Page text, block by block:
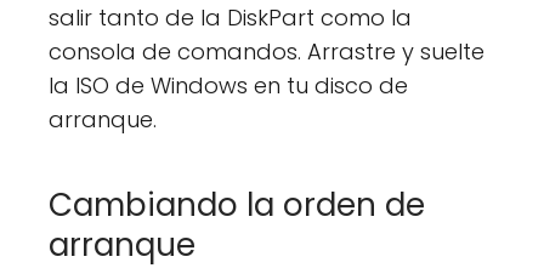
salir tanto de la DiskPart como la
consola de comandos. Arrastre y suelte
la ISO de Windows en tu disco de
arranque.
Cambiando la orden de
arranque